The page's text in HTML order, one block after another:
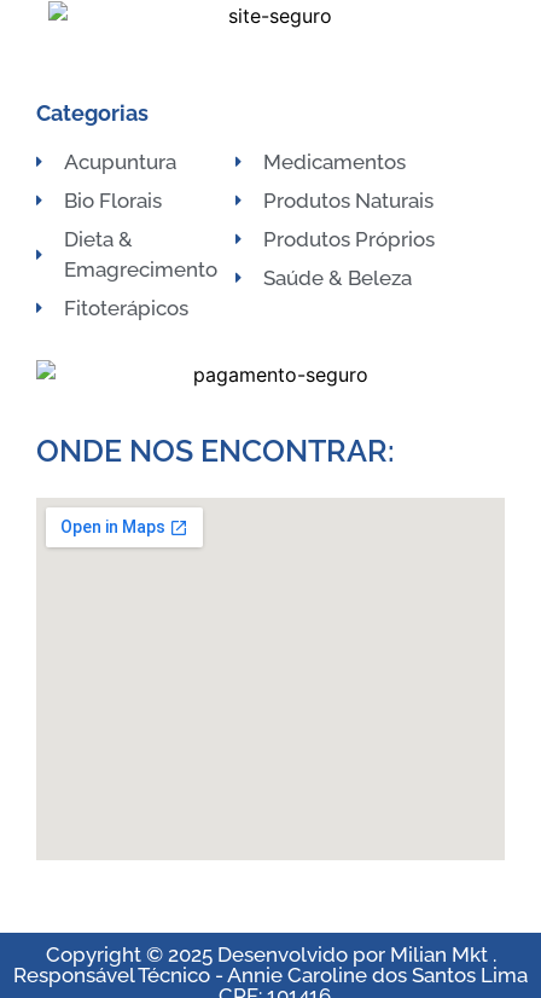
Categorias
Acupuntura
Bio Florais
Dieta &
Emagrecimento
Fitoterápicos
Medicamentos
Produtos Naturais
Produtos Próprios
Saúde & Beleza
ONDE NOS ENCONTRAR:​
Copyright © 2025 Desenvolvido por Milian Mkt .
Responsável Técnico - Annie Caroline dos Santos Lima